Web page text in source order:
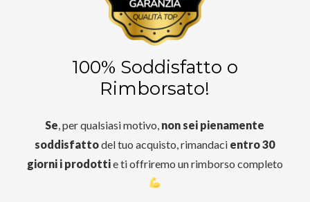
100% Soddisfatto o
Rimborsato!
Se , per qualsiasi motivo, non sei pienamente
soddisfattodel tuo acquisto, rimandaci entro 30
giorni i prodottie ti offriremo un rimborso completo